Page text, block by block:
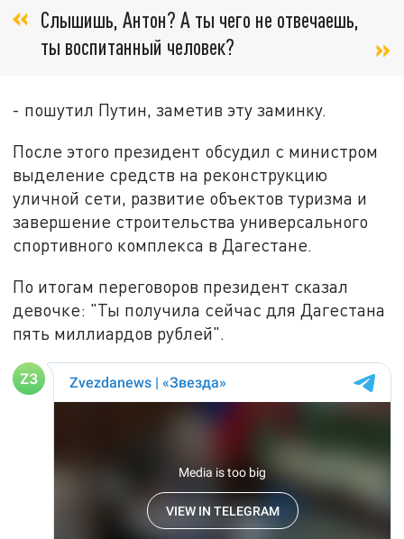
Слышишь, Антон? А ты чего не отвечаешь,
ты воспитанный человек?
- пошутил Путин, заметив эту заминку.
После этого президент обсудил с министром
выделение средств на реконструкцию
уличной сети, развитие объектов туризма и
завершение строительства универсального
спортивного комплекса в Дагестане.
По итогам переговоров президент сказал
девочке: "Ты получила сейчас для Дагестана
пять миллиардов рублей".